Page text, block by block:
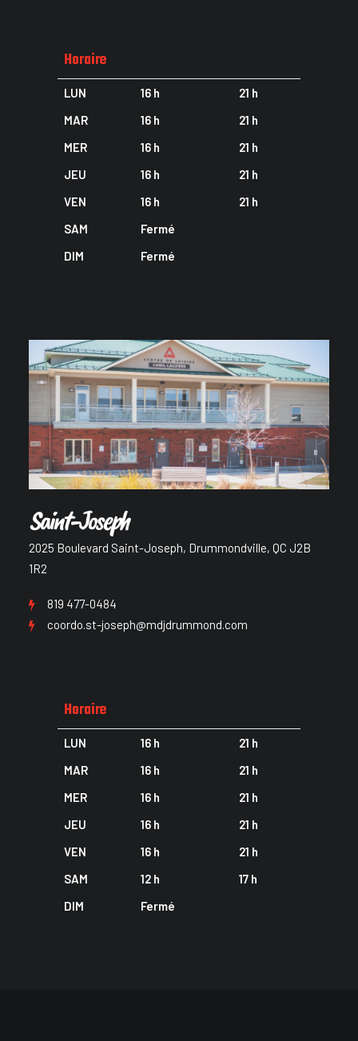
Horaire
LUN 16 h
21 h
MAR
16 h
21 h
MER
16 h
21 h
JEU
16 h
21 h
VEN
16 h
21 h
SAM
Fermé
DIM
Fermé
Saint-Joseph
2025 Boulevard Saint-Joseph, Drummondville, QC J2B
1R2
819 477-0484
coordo.st-joseph@mdjdrummond.com
Horaire
LUN 16 h
21 h
MAR
16 h
21 h
MER
16 h
21 h
JEU
16 h
21 h
VEN
16 h
21 h
SAM
12 h
17 h
DIM
Fermé